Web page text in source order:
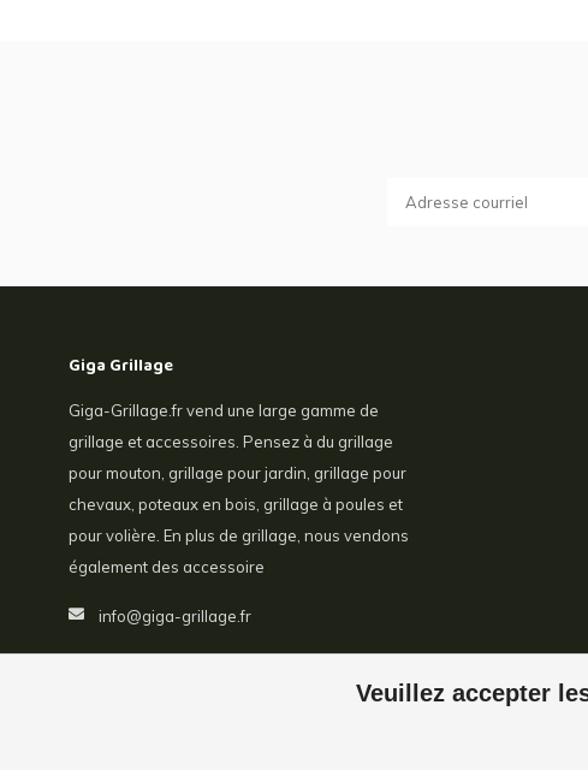
Veuillez accepter
Giga Grillage
Giga-Grillage.fr vend une large gamme de
grillage et accessoires. Pensez à du grillage
pour mouton, grillage pour jardin, grillage pour
chevaux, poteaux en bois, grillage à poules et
pour volière. En plus de grillage, nous vendons
également des accessoire
info@giga-grillage.fr